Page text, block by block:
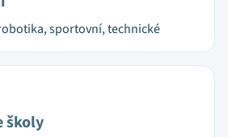
sportovní, technické
školy